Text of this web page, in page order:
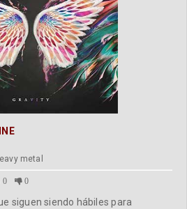
metal
0 0
siguen siendo hábiles para